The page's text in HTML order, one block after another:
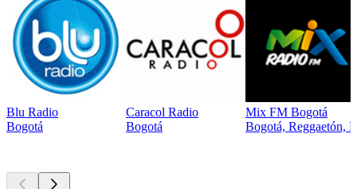
Blu Radio
Bogotá
Caracol Radio
Bogotá
Mix FM Bogotá
Bogotá, Reggaetón,